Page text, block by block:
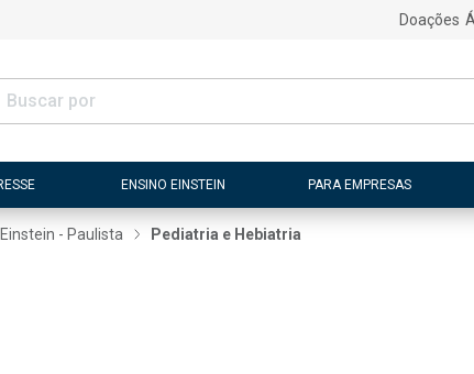
Doações
ENSINO EINSTEIN PARA EMPRESAS
- Paulista Pediatria e Hebiatria